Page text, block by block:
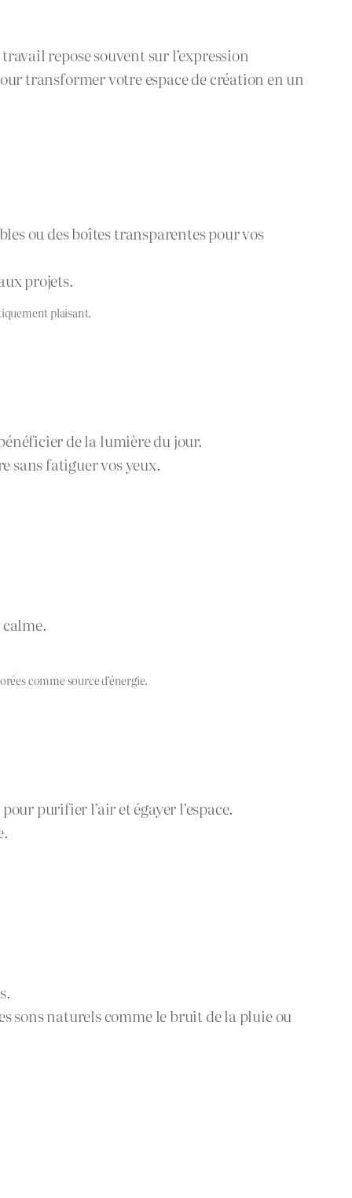
repose souvent sur l’expression
transformer votre espace de création en un
ou des boîtes transparentes pour vos
projets.
plaisant.
de la lumière du jour.
sans fatiguer vos yeux.
comme source d’énergie.
purifier l’air et égayer l’espace.
sons naturels comme le bruit de la pluie ou